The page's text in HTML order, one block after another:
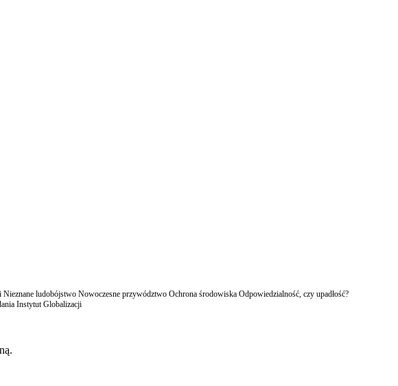
ludobójstwo Nowoczesne przywództwo Ochrona środowiska Odpowiedzialność, czy upadłość?
Instytut Globalizacji